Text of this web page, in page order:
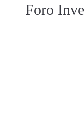
Foro